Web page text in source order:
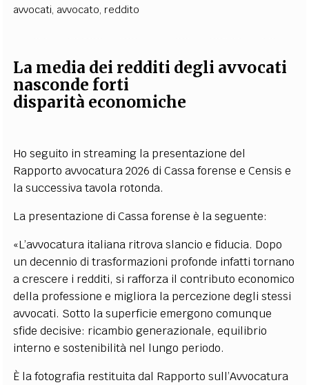
avvocati, avvocato, reddito
La media dei redditi degli avvocati
nasconde forti
disparità economiche
Ho seguito in streaming la presentazione del
Rapporto avvocatura 2026 di Cassa forense e Censis e
la successiva tavola rotonda.
La presentazione di Cassa forense è la seguente:
«L’avvocatura italiana ritrova slancio e fiducia. Dopo
un decennio di trasformazioni profonde infatti tornano
a crescere i redditi, si rafforza il contributo economico
della professione e migliora la percezione degli stessi
avvocati. Sotto la superficie emergono comunque
sfide decisive: ricambio generazionale, equilibrio
interno e sostenibilità nel lungo periodo.
È la fotografia restituita dal Rapporto sull’Avvocatura